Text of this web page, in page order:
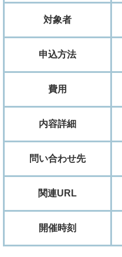
対象者
申込方法
費用
内容詳細
問い合わせ先
関連URL
開催時刻